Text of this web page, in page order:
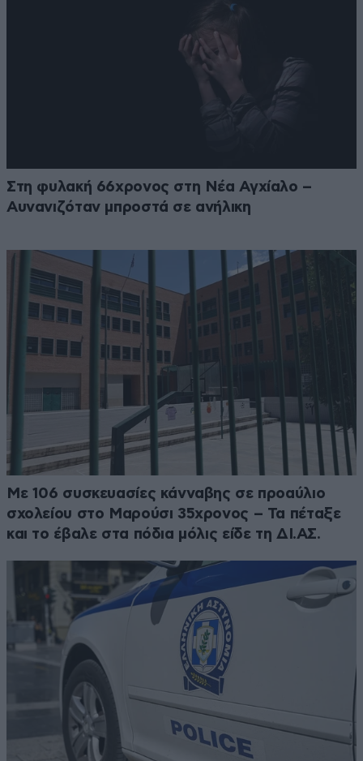
Στη φυλακή 66χρονος στη Νέα Αγχίαλο –
Αυνανιζόταν μπροστά σε ανήλικη
Με 106 συσκευασίες κάνναβης σε προαύλιο
σχολείου στο Μαρούσι 35χρονος – Τα πέταξε
και το έβαλε στα πόδια μόλις είδε τη ΔΙ.ΑΣ.